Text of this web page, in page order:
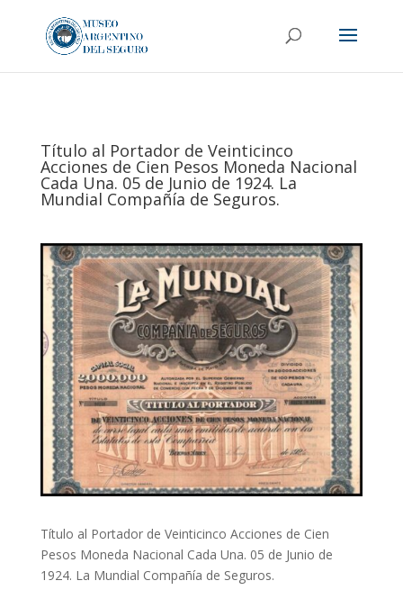
Título al Portador de Veinticinco
Acciones de Cien Pesos Moneda Nacional
Cada Una. 05 de Junio de 1924. La
Mundial Compañía de Seguros.
Título al Portador de Veinticinco Acciones de Cien
Pesos Moneda Nacional Cada Una. 05 de Junio de
1924. La Mundial Compañía de Seguros.